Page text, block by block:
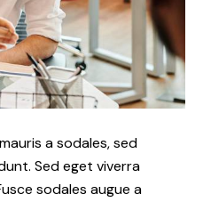
a sodales, sed
Sed eget viverra
sodales augue a